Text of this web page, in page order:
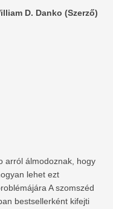
D. Danko (Szerző)
arról álmodoznak, hogy
lehet ezt
A szomszéd
bestsellerként kifejti